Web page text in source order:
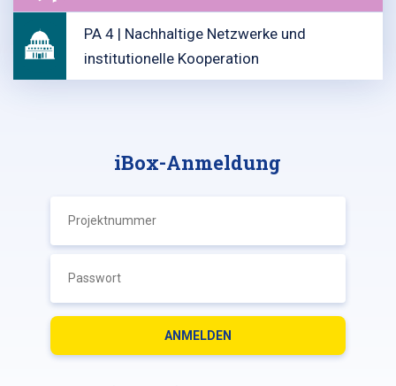
PA 4 | Nachhaltige Netzwerke und
institutionelle Kooperation
iBox-Anmeldung